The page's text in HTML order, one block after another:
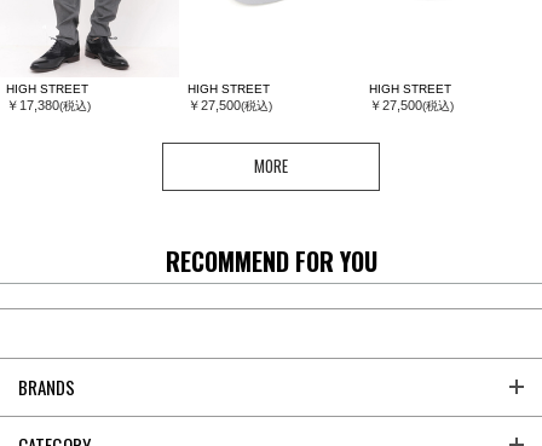
HIGH STREET
￥17,380(税込)
HIGH STREET
￥27,500(税込)
HIGH STREET
￥27,500(税込)
MORE
RECOMMEND FOR YOU
BRANDS